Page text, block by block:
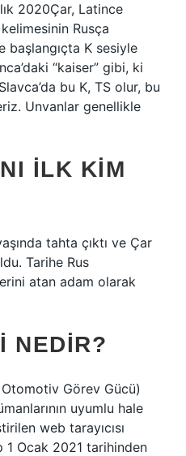
2020Çar, Latince
Rusça
başlangıçta K sesiyle
“kaiser” gibi, ki
bu K, TS olur, bu
Unvanlar genellikle
ILK KIM
tahta çıktı ve Çar
Tarihe Rus
atan adam olarak
NEDIR?
Otomotiv Görev Gücü)
uyumlu hale
web tarayıcısı
1 Ocak 2021 tarihinden